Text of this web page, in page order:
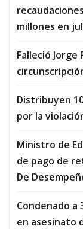
millones en
Falleció Jorge
Distribuyen
por la
Ministro de
de pago de
De
Condenado a
en asesinato